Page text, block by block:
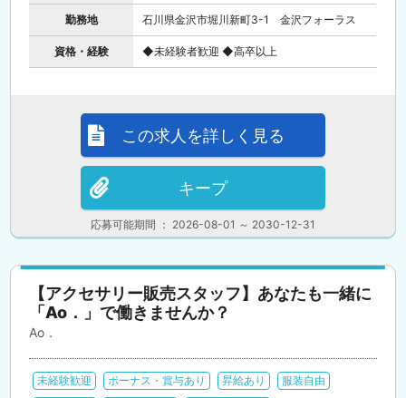
勤務地 石川県金沢市堀川新町3-1 金沢フォーラス
資格・経験 ◆未経験者歓迎 ◆高卒以上
応募可能期間 ： 2026-08-01 ～ 2030-12-31
この求人を詳しく見る
キープ
【アクセサリー販売スタッフ】あなたも一緒に
「Ao．」で働きませんか？
Ao．
未経験歓迎 ボーナス・賞与あり 昇給あり
服装自由